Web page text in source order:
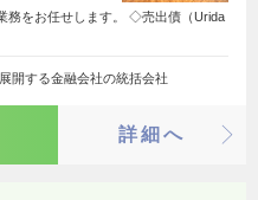
務をお任せします。 ◇売出債（Urida
開する金融会社の統括会社
詳細へ